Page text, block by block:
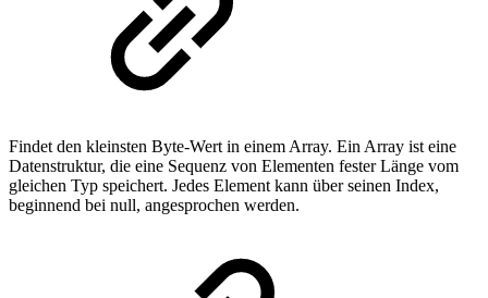
Findet den kleinsten Byte-Wert in einem Array. Ein Array ist eine
Datenstruktur, die eine Sequenz von Elementen fester Länge vom
gleichen Typ speichert. Jedes Element kann über seinen Index,
beginnend bei null, angesprochen werden.